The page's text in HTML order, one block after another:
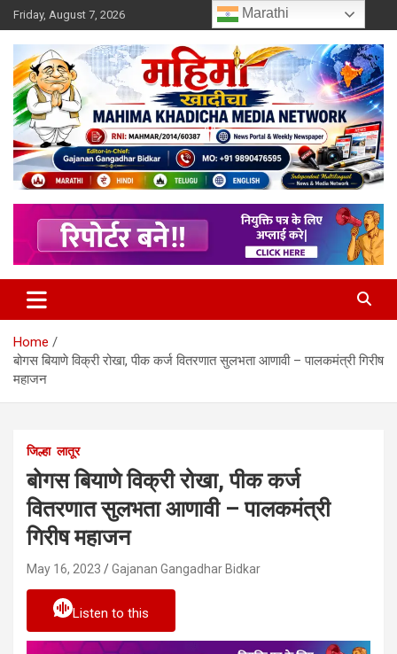
Skip
to
content
Friday, August 7, 2026
Mahimakhadicha
Home
बोगस बियाणे विक्री रोखा, पीक कर्ज वितरणात सुलभता आणावी – पालकमंत्री गिरीष
महाजन
जिल्हा लातूर
बोगस बियाणे विक्री रोखा, पीक कर्ज
वितरणात सुलभता आणावी – पालकमंत्री
गिरीष महाजन
May 16, 2023 Gajanan Gangadhar Bidkar
Listen to this
Marathi